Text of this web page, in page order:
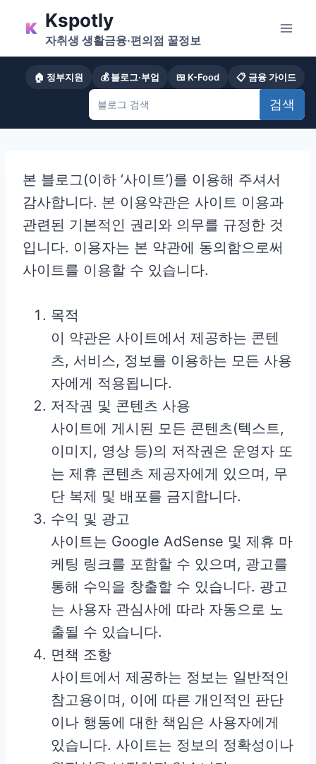
content
Kspotly
자취생 생활금융·편의점 꿀정보
🏠 정부지원 💰 블로그·부업 🍱 K-Food 📋 금융 가이드
검색
본 블로그(이하 ‘사이트’)를 이용해 주셔서
감사합니다. 본 이용약관은 사이트 이용과
관련된 기본적인 권리와 의무를 규정한 것
입니다. 이용자는 본 약관에 동의함으로써
사이트를 이용할 수 있습니다.
목적
이 약관은 사이트에서 제공하는 콘텐
츠, 서비스, 정보를 이용하는 모든 사용
자에게 적용됩니다.
저작권 및 콘텐츠 사용
사이트에 게시된 모든 콘텐츠(텍스트,
이미지, 영상 등)의 저작권은 운영자 또
는 제휴 콘텐츠 제공자에게 있으며, 무
단 복제 및 배포를 금지합니다.
수익 및 광고
사이트는 Google AdSense 및 제휴 마
케팅 링크를 포함할 수 있으며, 광고를
통해 수익을 창출할 수 있습니다. 광고
는 사용자 관심사에 따라 자동으로 노
출될 수 있습니다.
면책 조항
사이트에서 제공하는 정보는 일반적인
참고용이며, 이에 따른 개인적인 판단
이나 행동에 대한 책임은 사용자에게
있습니다. 사이트는 정보의 정확성이나